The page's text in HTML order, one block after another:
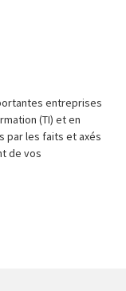
entreprises
(TI) et en
par les faits et axés
de vos